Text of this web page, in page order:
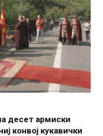
десет армиски
конвој кукавички